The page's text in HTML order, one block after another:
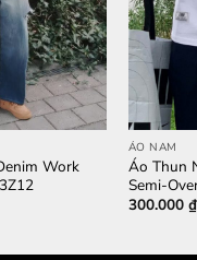
Work
ÁO NAM
Áo Thun
Semi-
300.000 ₫